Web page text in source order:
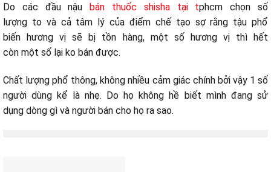
Do các đầu nậubán thuốc shisha tại tphcmchọn số
lượng tovà cả tâm lý của điểm chế tạosợ rằng tậu phổ
biến hương vị sẽ bị tồn hàng, một số hương vị thì hết
còn một số lại ko bán được.
Chất lượng phổ thông,không nhiều cảm giác chính bởi vậy 1 số
ngườidùng kể là nhẹ. Do họkhông hề biết mình đangsử
dụng dòng gì và người bán cho họ ra sao.